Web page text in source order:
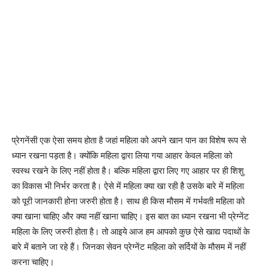
प्रेगनेंसी एक ऐसा समय होता है जहां महिला को अपने खान पान का विशेष रूप से
ध्यान रखना पड़ता है। क्योंकि महिला द्वारा लिया गया आहार केवल महिला को
स्वस्थ रखने के लिए नहीं होता है। बल्कि महिला द्वारा लिए गए आहार पर ही शिशु
का विकास भी निर्भर करता है। ऐसे में महिला क्या खा रही है उसके बारे में महिला
को पूरी जानकारी होना जरुरी होता है। साथ ही किस मौसम में गर्भवती महिला को
क्या खाना चाहिए और क्या नहीं खाना चाहिए। इस बात का ध्यान रखना भी प्रेग्नेंट
महिला के लिए जरुरी होता है। तो आइये आज हम आपको कुछ ऐसे खाद्य पदाथों के
बारे में बताने जा रहे हैं। जिनका सेवन प्रेग्नेंट महिला को सर्दियों के मौसम में नहीं
करना चाहिए।